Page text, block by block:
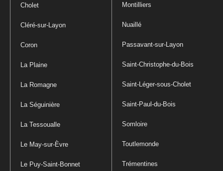
Cholet
Cléré-sur-Layon
Coron
La Plaine
La Romagne
La Séguinière
La Tessoualle
Le May-sur-Èvre
Le Puy-Saint-Bonnet
Montilliers
Nuaillé
Passavant-sur-Layon
Saint-Christophe-du-Bois
Saint-Léger-sous-Cholet
Saint-Paul-du-Bois
Somloire
Toutlemonde
Trémentines